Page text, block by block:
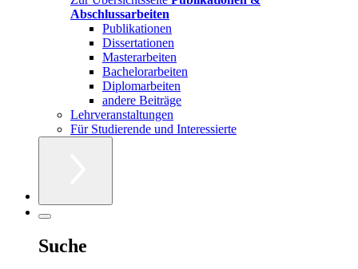
Abschlussarbeiten
Publikationen
Dissertationen
Masterarbeiten
Bachelorarbeiten
Diplomarbeiten
andere Beiträge
Lehrveranstaltungen
Für Studierende und Interessierte
Suche